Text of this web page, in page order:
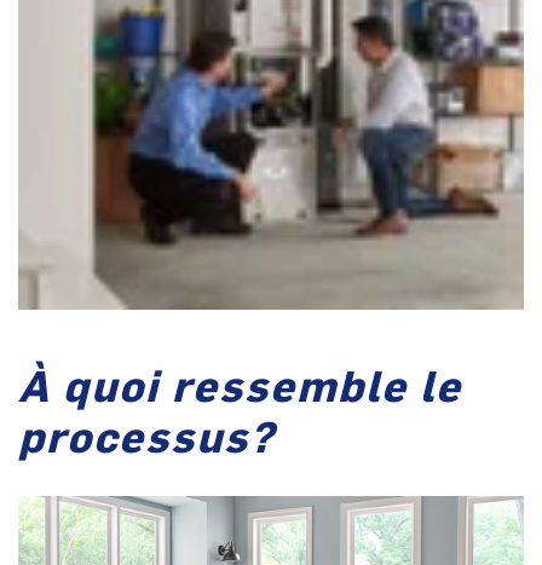
À quoi ressemble le
processus?